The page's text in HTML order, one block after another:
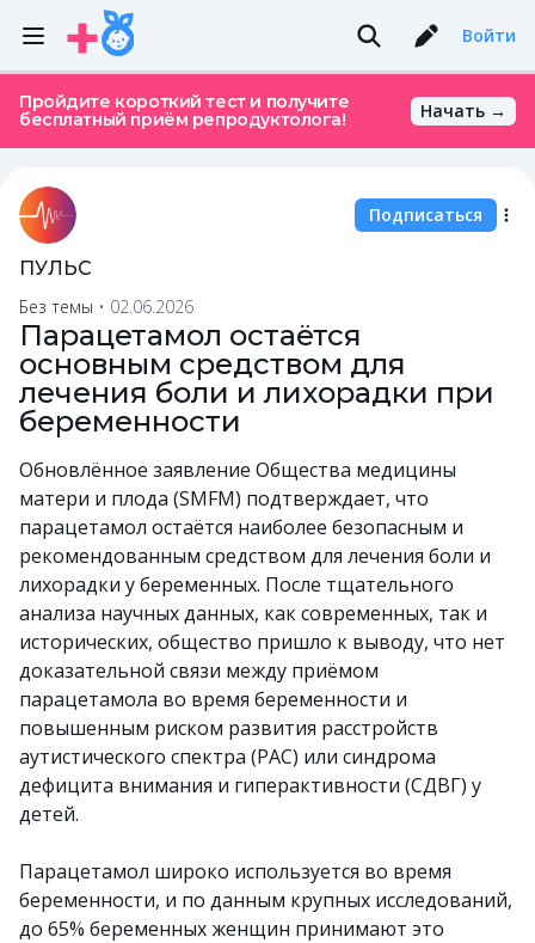
Войти
Пройдите короткий тест и получите
бесплатный приём репродуктолога!
Начать →
ПУЛЬС
Подписаться
Без темы • 02.06.2026
Парацетамол остаётся
основным средством для
лечения боли и лихорадки при
беременности
Обновлённое заявление Общества медицины
матери и плода (SMFM) подтверждает, что
парацетамол остаётся наиболее безопасным и
рекомендованным средством для лечения боли и
лихорадки у беременных. После тщательного
анализа научных данных, как современных, так и
исторических, общество пришло к выводу, что нет
доказательной связи между приёмом
парацетамола во время беременности и
повышенным риском развития расстройств
аутистического спектра (РАС) или синдрома
дефицита внимания и гиперактивности (СДВГ) у
детей.
Парацетамол широко используется во время
беременности, и по данным крупных исследований,
до 65% беременных женщин принимают это